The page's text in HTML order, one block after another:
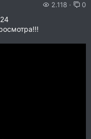
2.118 0